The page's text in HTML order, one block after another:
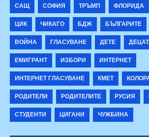
САЩ
СОФИЯ ТРЪМП ФЛОРИДА
ЦИК
ЧИКАГО БДЖ БЪЛГАРИТЕ
ВОЙНА
ГЛАСУВАНЕ ДЕТЕ
ЕМИГРАНТ
ИЗБОРИ
ИНТЕРНЕТ
ИНТЕРНЕТ ГЛАСУВАНЕ
КМЕТ
РОДИТЕЛИ
РОДИТЕЛИТЕ РУСИЯ
СТУДЕНТИ
ЦИГАНИ ЧУЖБИНА